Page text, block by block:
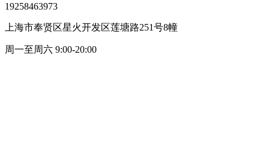
19258463973
上海市奉贤区星火开发区莲塘路251号8幢
周一至周六 9:00-20:00